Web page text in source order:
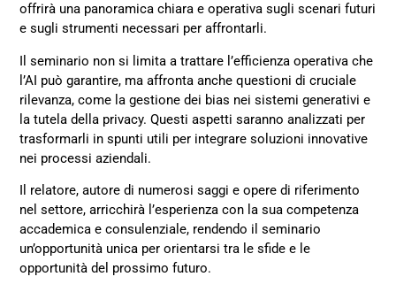
offrirà una panoramica chiara e operativa sugli scenari futuri
e sugli strumenti necessari per affrontarli.
Il seminario non si limita a trattare l’efficienza operativa che
l’AI può garantire, ma affronta anche questioni di cruciale
rilevanza, come la gestione dei bias nei sistemi generativi e
la tutela della privacy. Questi aspetti saranno analizzati per
trasformarli in spunti utili per integrare soluzioni innovative
nei processi aziendali.
Il relatore, autore di numerosi saggi e opere di riferimento
nel settore, arricchirà l’esperienza con la sua competenza
accademica e consulenziale, rendendo il seminario
un’opportunità unica per orientarsi tra le sfide e le
opportunità del prossimo futuro.